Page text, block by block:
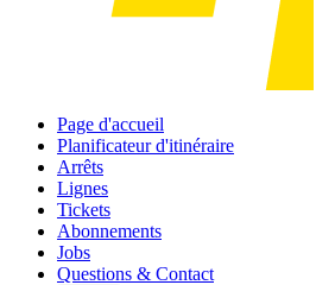
Page d'accueil
Planificateur d'itinéraire
Arrêts
Lignes
Tickets
Abonnements
Jobs
Questions & Contact